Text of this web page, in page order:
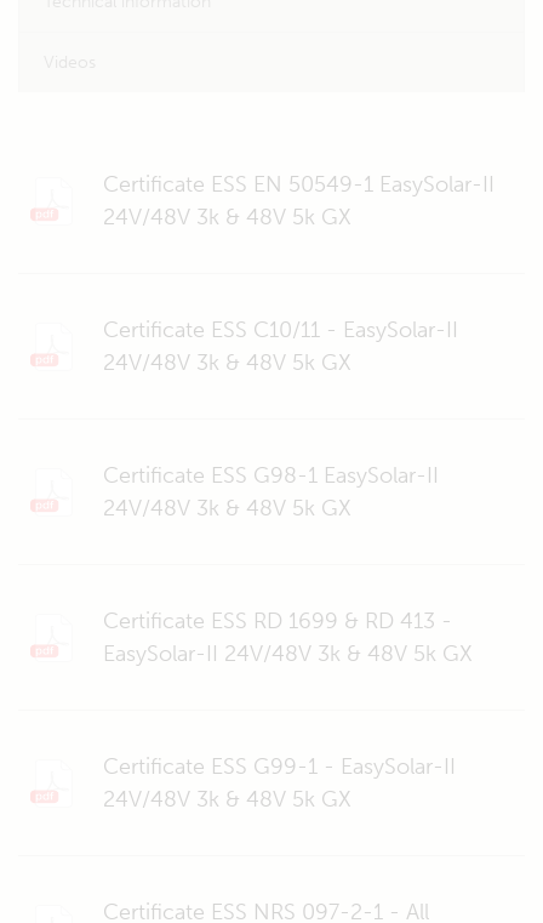
Certificate ESS EN 50549-1 EasySolar-II
24V/48V 3k & 48V 5k GX
Certificate ESS C10/11 - EasySolar-II
24V/48V 3k & 48V 5k GX
Certificate ESS G98-1 EasySolar-II
24V/48V 3k & 48V 5k GX
Certificate ESS RD 1699 & RD 413 -
EasySolar-II 24V/48V 3k & 48V 5k GX
Certificate ESS G99-1 - EasySolar-II
24V/48V 3k & 48V 5k GX
Certificate ESS NRS 097-2-1 - All